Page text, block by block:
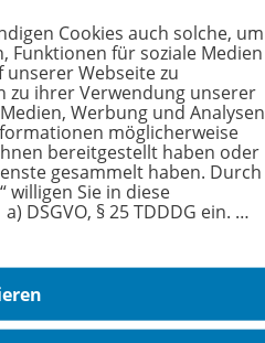
Sie produziert
Cookies auch solche, um
Funktionen für soziale Medien
Webseite zu
zu ihrer Verwendung unserer
Werbung und Analysen
möglicherweise
bereitgestellt haben oder
gesammelt haben. Durch
willigen Sie in diese
DSGVO, § 25 TDDDG ein. …